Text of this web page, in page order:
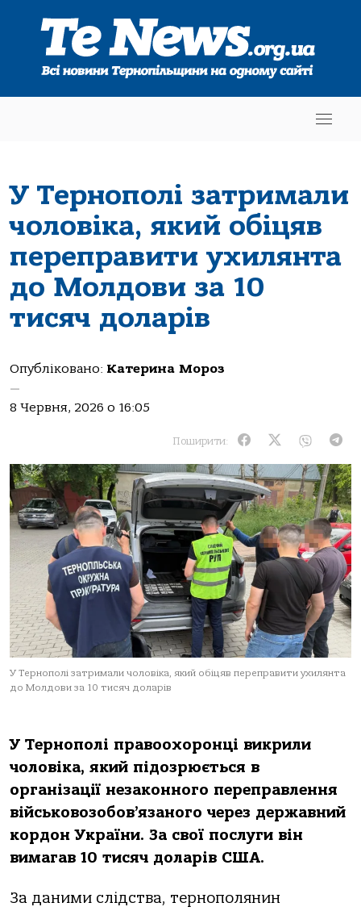
У Тернополі затримали
чоловіка, який обіцяв
переправити ухилянта
до Молдови за 10
тисяч доларів
Опубліковано: Катерина Мороз
—
8 Червня, 2026 о 16:05
Поширити:
У Тернополі затримали чоловіка, який обіцяв переправити ухилянта
до Молдови за 10 тисяч доларів
У Тернополі правоохоронці викрили
чоловіка, який підозрюється в
організації незаконного переправлення
військовозобов’язаного через державний
кордон України. За свої послуги він
вимагав 10 тисяч доларів США.
За даними слідства, тернополянин